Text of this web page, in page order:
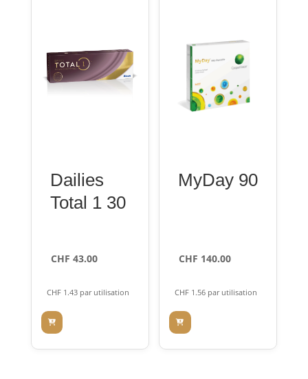
Dailies
Total 1 30
CHF 43.00
CHF1.43par utilisation
MyDay 90
CHF 140.00
CHF 1.56 par utilisation